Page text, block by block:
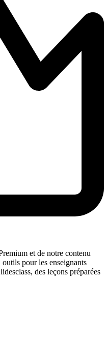
et de notre contenu
pour les enseignants
des leçons préparées